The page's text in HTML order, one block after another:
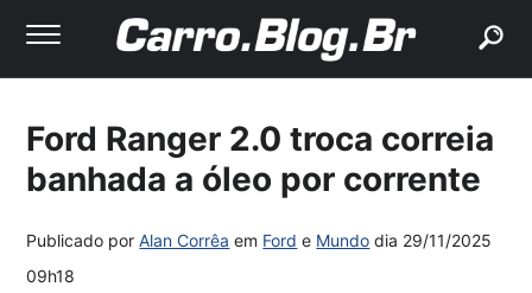
Ford Ranger 2.0 troca correia
banhada a óleo por corrente
Publicado porAlan Corrêa em Ford e Mundo dia 29/11/2025
09h18